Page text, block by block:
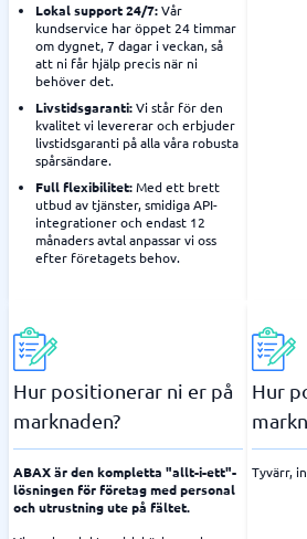
Lokal support 24/7:Vår
kundservice har öppet 24 timmar
om dygnet, 7 dagar i veckan, så
att ni får hjälp precis när ni
behöver det.
Livstidsgaranti:Vi står för den
kvalitet vi levererar och erbjuder
livstidsgaranti på alla våra robusta
spårsändare.
Full flexibilitet:Med ett brett
utbud av tjänster, smidiga API-
integrationer och endast 12
månaders avtal anpassar vi oss
efter företagets behov.
Hur positionerar ni er på
marknaden?
ABAX är den kompletta "allt-i-ett"-
lösningen för företag med personal
och utrustning ute på fältet.
Hur
Tyvärr,